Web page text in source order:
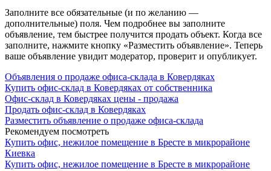
Заполните все обязательные (и по желанию —
дополнительные) поля. Чем подробнее вы заполните
объявление, тем быстрее получится продать объект. Когда все
заполните, нажмите кнопку «Разместить объявление». Теперь
ваше объявление увидит модератор, проверит и опубликует.
Объявления о продаже офиса-склада в Ковердяках
Купить офис-склад в Ковердяках от собственника
Офис-склад в Ковердяках цены - продажа
Продать офис-склад в Ковердяках
Разместить объявление о продаже офиса-склада
Рекомендуем посмотреть
Купить офис, нежилое помещение в Бресте в микрорайоне
Киевка
Купить офис, нежилое помещение в Бресте в микрорайоне